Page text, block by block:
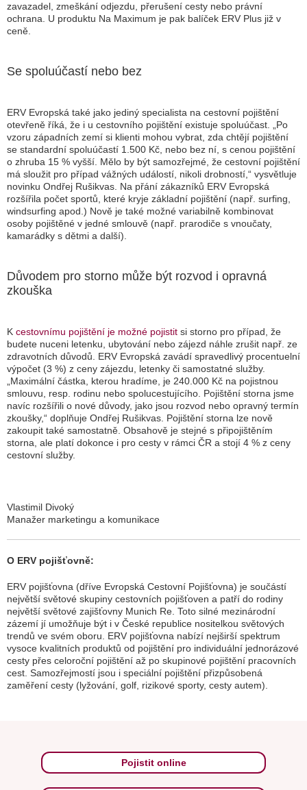
zavazadel, zmeškání odjezdu, přerušení cesty nebo právní
ochrana. U produktu Na Maximum je pak balíček ERV Plus již v
ceně.
Se spoluúčastí nebo bez
ERV Evropská také jako jediný specialista na cestovní pojištění
otevřeně říká, že i u cestovního pojištění existuje spoluúčast. „ Po
vzoru západních zemí si klienti mohou vybrat, zda chtějí pojištění
se standardní spoluúčastí 1.500 Kč, nebo bez ní, s cenou pojištění
o zhruba 15 % vyšší. Mělo by být samozřejmé, že cestovní pojištění
má sloužit pro případ vážných událostí, nikoli drobností, “ vysvětluje
novinku Ondřej Rušikvas. Na přání zákazníků ERV Evropská
rozšířila počet sportů, které kryje základní pojištění (např. surfing,
windsurfing apod.) Nově je také možné variabilně kombinovat
osoby pojištěné v jedné smlouvě (např. prarodiče s vnoučaty,
kamarádky s dětmi a další).
Důvodem pro storno může být rozvod i opravná
zkouška
K cestovnímu pojištění je možné pojistit si storno pro případ, že
budete nuceni letenku, ubytování nebo zájezd náhle zrušit např. ze
zdravotních důvodů. ERV Evropská zavádí spravedlivý procentuelní
výpočet (3 %) z ceny zájezdu, letenky či samostatné služby.
Maximální částka, kterou hradíme, je 240.000 Kč na pojistnou
smlouvu, resp. rodinu nebo spolucestujícího. Pojištění storna jsme
navíc rozšířili o nové důvody, jako jsou rozvod nebo opravný termín
zkoušky,“ doplňuje Ondřej Rušikvas. Pojištění storna lze nově
zakoupit také samostatně. Obsahově je stejné s připojištěním
storna, ale platí dokonce i pro cesty v rámci ČR a stojí 4 % z ceny
cestovní služby.
Vlastimil Divoký
Manažer marketingu a komunikace
O ERV pojišťovně:
ERV pojišťovna (dříve Evropská Cestovní Pojišťovna) je součástí
největší světové skupiny cestovních pojišťoven a patří do rodiny
největší světové zajišťovny Munich Re. Toto silné mezinárodní
zázemí jí umožňuje být i v České republice nositelkou světových
trendů ve svém oboru. ERV pojišťovna nabízí nejširší spektrum
vysoce kvalitních produktů od pojištění pro individuální jednorázové
cesty přes celoroční pojištění až po skupinové pojištění pracovních
cest. Samozřejmostí jsou i speciální pojištění přizpůsobená
zaměření cesty (lyžování, golf, rizikové sporty, cesty autem).
Pojistit online